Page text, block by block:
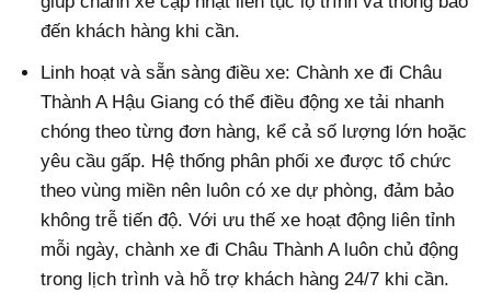
đến khách hàng khi cần.
Linh hoạt và sẵn sàng điều xe: Chành xe đi Châu
Thành A Hậu Giang có thể điều động xe tải nhanh
chóng theo từng đơn hàng, kể cả số lượng lớn hoặc
yêu cầu gấp. Hệ thống phân phối xe được tổ chức
theo vùng miền nên luôn có xe dự phòng, đảm bảo
không trễ tiến độ. Với ưu thế xe hoạt động liên tỉnh
mỗi ngày, chành xe đi Châu Thành A luôn chủ động
trong lịch trình và hỗ trợ khách hàng 24/7 khi cần.